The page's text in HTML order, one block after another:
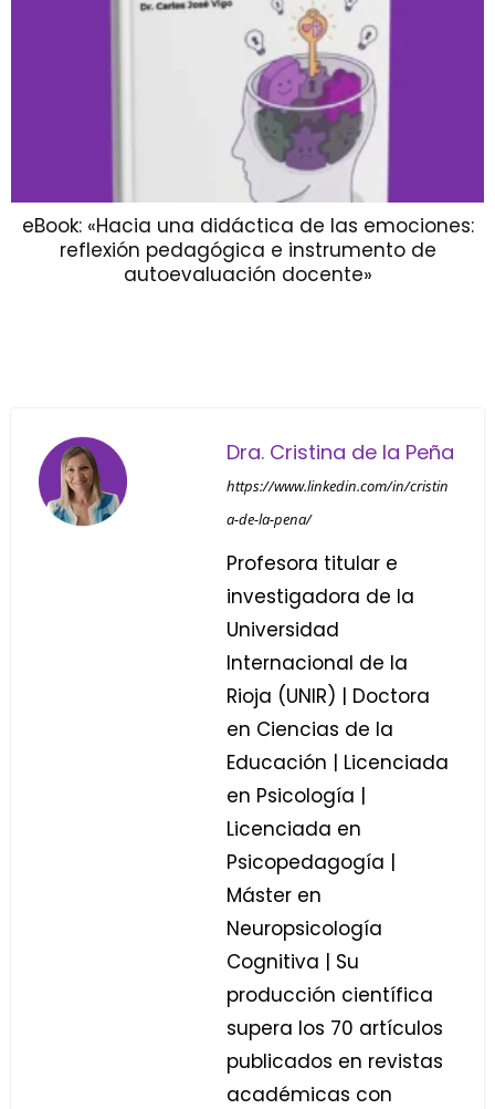
eBook: «Hacia una didáctica de las emociones:
reflexión pedagógica e instrumento de
autoevaluación docente»
Dra. Cristina de la Peña
https://www.linkedin.com/in/cristin
a-de-la-pena/
Profesora titular e
investigadora de la
Universidad
Internacional de la
Rioja (UNIR) | Doctora
en Ciencias de la
Educación | Licenciada
en Psicología |
Licenciada en
Psicopedagogía |
Máster en
Neuropsicología
Cognitiva | Su
producción científica
supera los 70 artículos
publicados en revistas
académicas con